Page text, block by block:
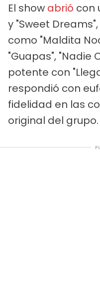
El show abrió con
y "Sweet
como "Maldita
"Guapas", "Nadie
potente con
respondió con
fidelidad en las
original del grupo.